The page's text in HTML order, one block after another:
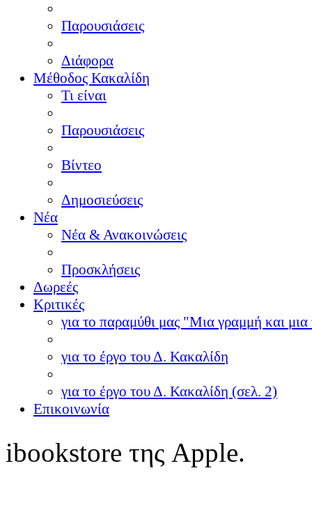
Παρουσιάσεις
Διάφορα
Μέθοδος Κακαλίδη
Τι είναι
Παρουσιάσεις
Βίντεο
Δημοσιεύσεις
Νέα
Νέα & Ανακοινώσεις
Προσκλήσεις
Δωρεές
Κριτικές
για το παραμύθι μας "Μια γραμμή και μια
για το έργο του Δ. Κακαλίδη
για το έργο του Δ. Κακαλίδη (σελ. 2)
Επικοινωνία
ibookstore της Apple.